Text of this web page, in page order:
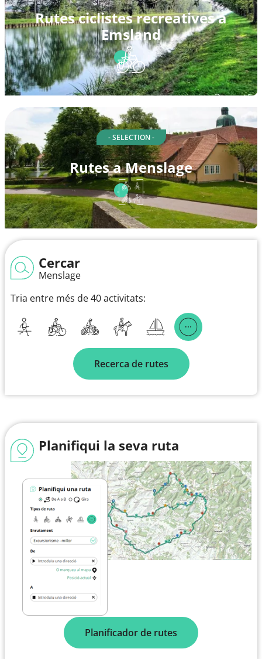
Rutes ciclistes recreatives a
Emsland
- SELECTION -
Rutes a Menslage
Cercar
Menslage
Tria entre més de 40 activitats:
Recerca de rutes
Planifiqui la seva ruta
Planificador de rutes